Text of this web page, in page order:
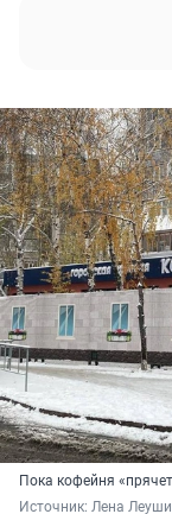
Пока кофейня
Источник: Лена